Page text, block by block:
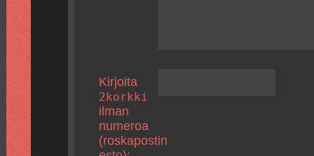
Kirjoita
2korkki
ilman
numeroa
(roskapostin